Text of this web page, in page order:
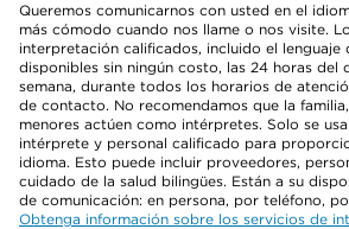
Queremos comunicarnos con usted en el
más cómodo cuando nos llame o nos visite.
interpretación calificados, incluido el lenguaje
disponibles sin ningún costo, las 24 horas del
semana, durante todos los horarios de
de contacto. No recomendamos que la
menores actúen como intérpretes. Solo se
intérprete y personal calificado para
idioma. Esto puede incluir proveedores,
cuidado de la salud bilingües. Están a su
de comunicación: en persona, por teléfono,
Obtenga información sobre los servicios de